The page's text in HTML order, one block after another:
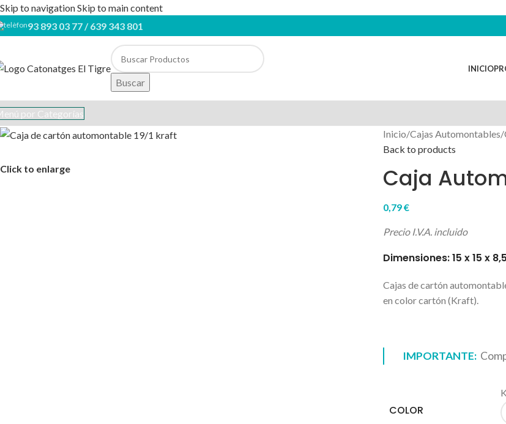
Skip to navigationSkip to main content
93 893 03 77 / 639 343 801
Buscar
INICIO
por Categorías
Click to enlarge
Inicio/Cajas Automontables/
Back to products
Caja
0,79€
Precio I.V.A. incluido
Dimensiones: 15 x 15 x
Cajas de cartón
en color cartón (Kraft).
IMPORTANTE:
COLOR